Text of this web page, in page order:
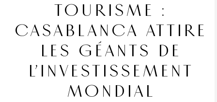
TOURISME :
CASABLANCA ATTIRE
LES GÉANTS DE
L’INVESTISSEMENT
MONDIAL